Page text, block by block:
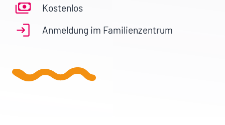
Kostenlos
Anmeldung im Familienzentrum